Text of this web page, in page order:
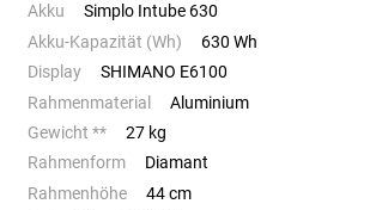
Akku
Simplo Intube 630
Akku-Kapazität (Wh)
630 Wh
Display
SHIMANO E6100
Rahmenmaterial
Aluminium
Gewicht **
27 kg
Rahmenform
Diamant
Rahmenhöhe
44 cm